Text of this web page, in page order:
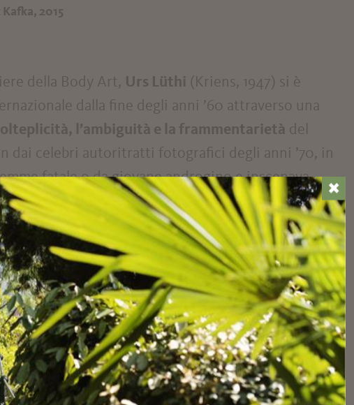
2015
della Body Art, Urs Lüthi (Kriens, 1947) si è
dalla fine degli anni ’60 attraverso una
l’ambiguità e la frammentarietà del
dai celebri autoritratti fotografici degli anni ’70, in
fatale o da giovane androgino e inscenava
e stranianti, Lüthi ha proposto una
una componente autobiografica .
proposta a Merano è definita in primo luogo come
non come una rappresentazione diFranz Kafka
bensì dell’artista stesso “nei panni” dello
il celebre racconto. In questo modo Lühti crea un
, non solo sovrapponendo la propria identità e
al contempo la trasformazione del giovane
✖